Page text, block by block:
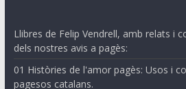
Llibres de Felip Vendrell, amb relats i
dels nostres avis a pagès:
01 Històries de l'amor pagès: Usos i
pagesos catalans.